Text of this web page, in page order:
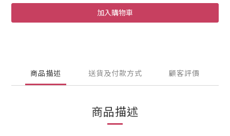
加入購物車
商品描述 送貨及付款方式 顧客評價
商品描述